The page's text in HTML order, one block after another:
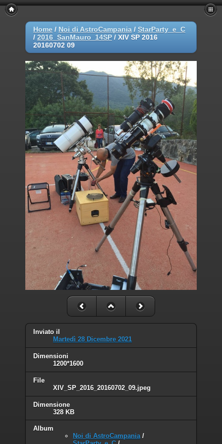
Home / Noi di AstroCampania / StarParty_e_C
/ 2016_SanMauro_14SP / XIV SP 2016
20160702 09
Inviato il
Martedì 28 Dicembre 2021
Dimensioni
1200*1600
File
XIV_SP_2016_20160702_09.jpeg
Dimensione
328 KB
Album
Noi di AstroCampania/